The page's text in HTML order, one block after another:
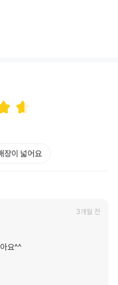
장이 넓어요
3개월 전
요^^